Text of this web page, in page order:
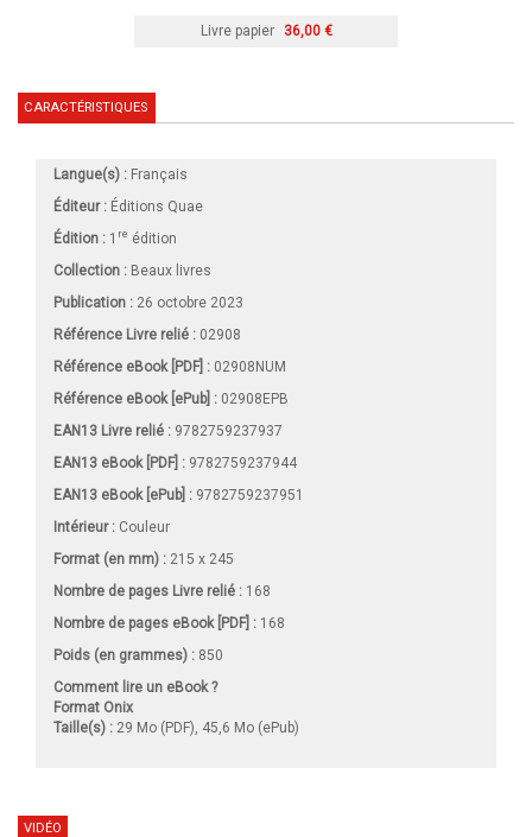
Livre papier 36,00 €
CARACTÉRISTIQUES
Langue(s) : Français
Éditeur : Éditions Quae
Édition : 1 re édition
Collection : Beaux livres
Publication : 26 octobre 2023
Référence Livre relié : 02908
Référence eBook [PDF] : 02908NUM
Référence eBook [ePub] : 02908EPB
EAN13 Livre relié : 9782759237937
EAN13 eBook [PDF] : 9782759237944
EAN13 eBook [ePub] : 9782759237951
Intérieur : Couleur
Format (en mm) : 215 x 245
Nombre de pages Livre relié : 168
Nombre de pages eBook [PDF] : 168
Poids (en grammes) : 850
Comment lire un eBook ?
Format Onix
Taille(s) : 29 Mo (PDF), 45,6 Mo (ePub)
VIDÉO